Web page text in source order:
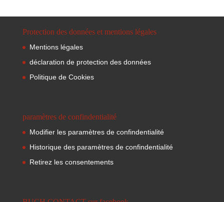
Protection des données et mentions légales
Mentions légales
déclaration de protection des données
Politique de Cookies
paramètres de confindentialité
Modifier les paramètres de confindentialité
Historique des paramètres de confindentialité
Retirez les consentements